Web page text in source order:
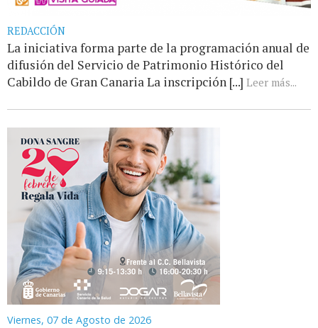
REDACCIÓN
La iniciativa forma parte de la programación anual de
difusión del Servicio de Patrimonio Histórico del
Cabildo de Gran Canaria La inscripción [...] Leer más...
Viernes, 07 de Agosto de 2026